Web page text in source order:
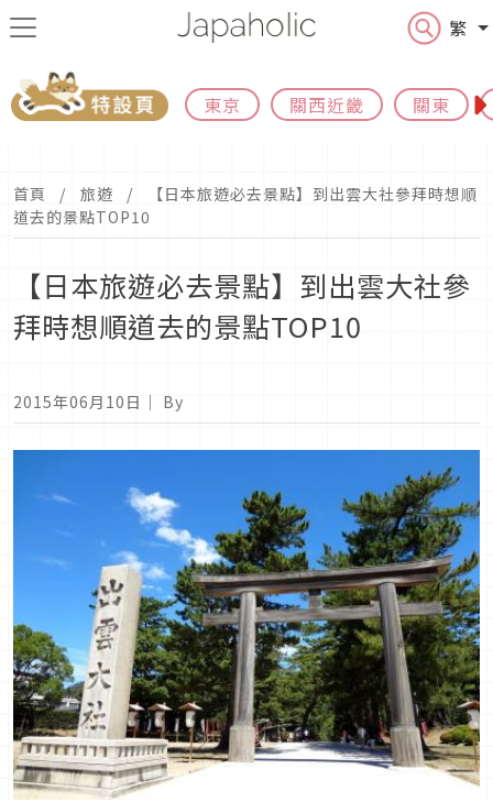
繁
東京 關西近畿 關東
首頁 旅遊
【日本旅遊必去景點】到出雲大社參拜時想順
道去的景點TOP10
【日本旅遊必去景點】到出雲大社參
拜時想順道去的景點TOP10
2015年06月10日 ｜ By